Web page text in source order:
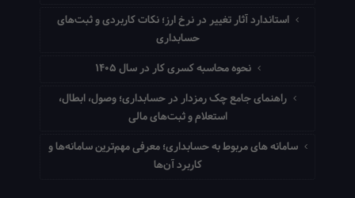
استاندارد آثار تغییر در نرخ ارز؛ نکات کاربردی و ثبت‌های
حسابداری
نحوه محاسبه کسری کار در سال ۱۴۰۵
راهنمای جامع چک رمزدار در حسابداری؛ وصول، ابطال،
استعلام و ثبت‌های مالی
سامانه های مربوط به حسابداری؛ معرفی مهم‌ترین سامانه‌ها و
کاربرد آن‌ها